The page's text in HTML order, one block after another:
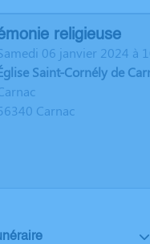
religieuse
samedi 06 janvier 2024 à
Saint-Cornély de
Carnac